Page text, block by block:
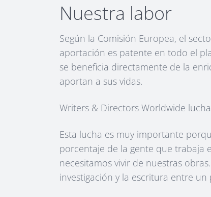
Nuestra labor
Según la Comisión Europea, el
aportación es patente en todo el
se beneficia directamente de la
aportan a sus vidas.
Writers & Directors Worldwide
Esta lucha es muy importante
porcentaje de la gente que trabaja
necesitamos vivir de nuestras
investigación y la escritura entre